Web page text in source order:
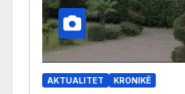
AKTUALITET KRONIKË